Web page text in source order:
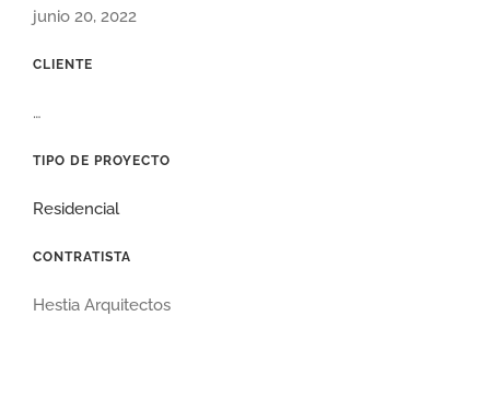
junio 20, 2022
CLIENTE
…
TIPO DE PROYECTO
Residencial
CONTRATISTA
Hestia Arquitectos